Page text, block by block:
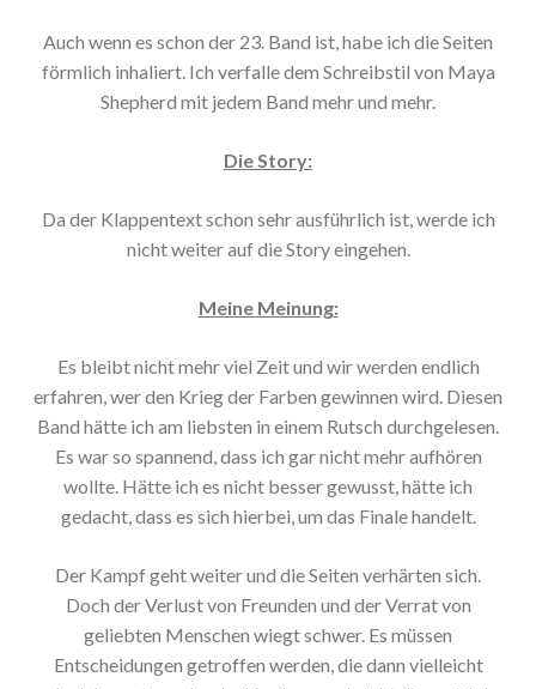
Auch wenn es schon der 23. Band ist, habe ich die Seiten
förmlich inhaliert. Ich verfalle dem Schreibstil von Maya
Shepherd mit jedem Band mehr und mehr.
Die Story:
Da der Klappentext schon sehr ausführlich ist, werde ich
nicht weiter auf die Story eingehen.
Meine Meinung:
Es bleibt nicht mehr viel Zeit und wir werden endlich
erfahren, wer den Krieg der Farben gewinnen wird. Diesen
Band hätte ich am liebsten in einem Rutsch durchgelesen.
Es war so spannend, dass ich gar nicht mehr aufhören
wollte. Hätte ich es nicht besser gewusst, hätte ich
gedacht, dass es sich hierbei, um das Finale handelt.
Der Kampf geht weiter und die Seiten verhärten sich.
Doch der Verlust von Freunden und der Verrat von
geliebten Menschen wiegt schwer. Es müssen
Entscheidungen getroffen werden, die dann vielleicht